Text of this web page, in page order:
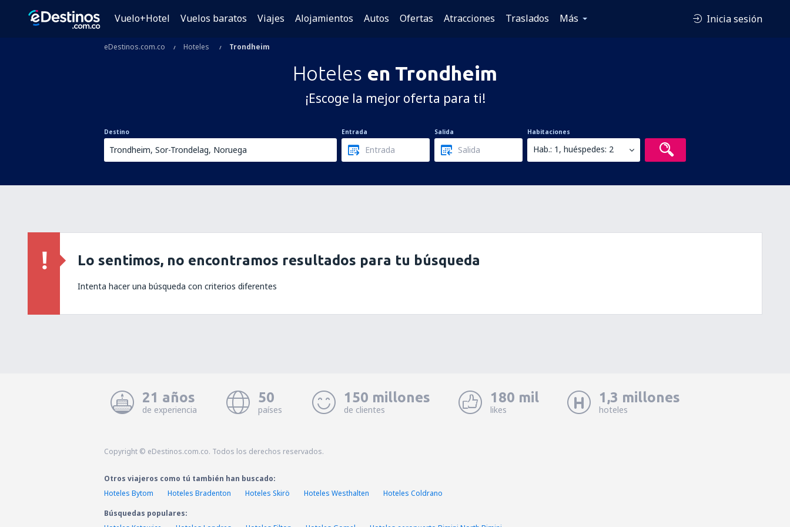
Vuelo+Hotel Vuelos baratos Viajes Alojamientos Autos Ofertas Atracciones Traslados Más Inicia sesión
eDestinos.com.co Hoteles Trondheim
Hoteles en Trondheim
¡Escoge la mejor oferta para ti!
Destino Entrada Salida Habitaciones
Hab.: 1, huéspedes: 2
Lo sentimos, no encontramos resultados para tu búsqueda
Intenta hacer una búsqueda con criterios diferentes
21 años
de experiencia
50
países
150 millones
de clientes
180 mil
likes
1,3 millones
hoteles
Copyright © eDestinos.com.co. Todos los derechos reservados.
Otros viajeros como tú también han buscado:
Hoteles Bytom
Hoteles Bradenton Hoteles Skirö Hoteles Westhalten
Hoteles Coldrano
Búsquedas populares: